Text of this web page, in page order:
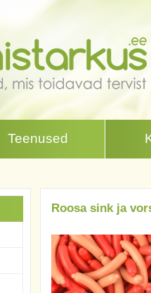
Teenused
Roosa sink ja